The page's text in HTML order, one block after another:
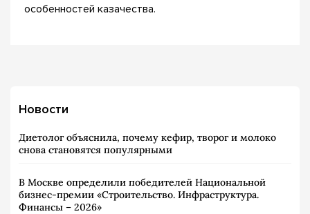
особенностей казачества.
Новости
Диетолог объяснила, почему кефир, творог и молоко
снова становятся популярными
В Москве определили победителей Национальной
бизнес-премии «Строительство. Инфраструктура.
Финансы – 2026»